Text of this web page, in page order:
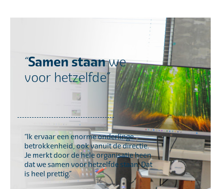
“Samen staanwe
voor hetzelfde”
“Ik ervaar een enorme onderlinge
betrokkenheid, ook vanuit de directie.
Je merkt door de hele organisatie heen
dat we samen voor hetzelfde staan. Dat
is heel prettig.”